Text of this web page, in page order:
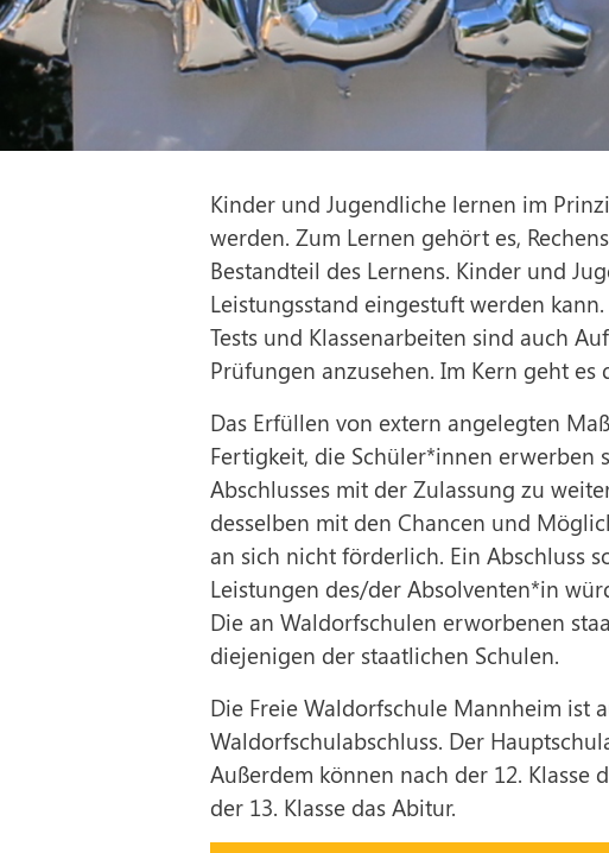
Kinder und Jugendliche lernen im
werden. Zum Lernen gehört es,
Bestandteil des Lernens. Kinder und
Leistungsstand eingestuft werden
Tests und Klassenarbeiten sind auch
Prüfungen anzusehen. Im Kern geht
Das Erfüllen von extern angelegten
Fertigkeit, die Schüler*innen erwerben
Abschlusses mit der Zulassung zu
desselben mit den Chancen und
an sich nicht förderlich. Ein Abschluss
Leistungen des/der Absolventen*in
Die an Waldorfschulen erworbenen
diejenigen der staatlichen Schulen.
Die Freie Waldorfschule Mannheim ist
Waldorfschulabschluss. Der
Außerdem können nach der 12. Klasse
der 13. Klasse das Abitur.